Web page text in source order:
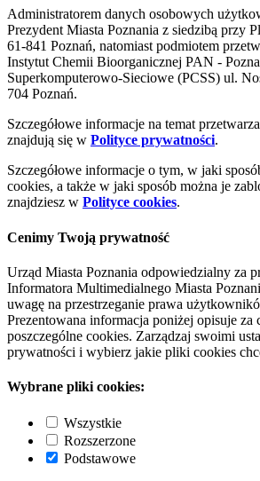
Administratorem danych osobowych
Prezydent Miasta Poznania z siedzibą przy
61-841 Poznań, natomiast podmiotem
Instytut Chemii Bioorganicznej PAN -
Superkomputerowo-Sieciowe (PCSS) ul.
704 Poznań.
Szczegółowe informacje na temat
znajdują się w Polityce prywatności.
Szczegółowe informacje o tym, w jaki
cookies, a także w jaki sposób można je
znajdziesz w Polityce cookies.
Cenimy Twoją prywatność
Urząd Miasta Poznania odpowiedzialny za
Informatora Multimedialnego Miasta
uwagę na przestrzeganie prawa
Prezentowana informacja poniżej opisuje za
poszczególne cookies. Zarządzaj swoimi
prywatności i wybierz jakie pliki cookies
Wybrane pliki cookies:
Wszystkie
Rozszerzone
Podstawowe